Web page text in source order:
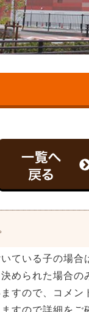
ている子の場合
められた場合の
すので、コメン